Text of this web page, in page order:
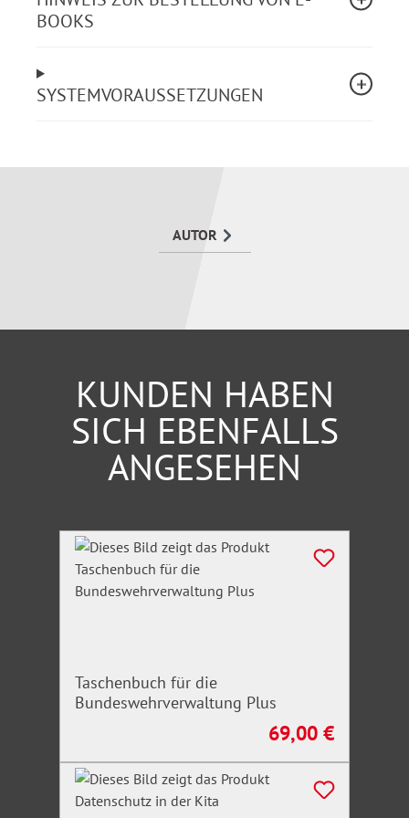
Werbungskosten und beispielhaft ausgefüllten
Steuerformularen zum Download.
BOOKS
SYSTEMVORAUSSETZUNGEN
AUTOR
KUNDEN HABEN
SICH EBENFALLS
ANGESEHEN
Produktgalerie überspringen
Taschenbuch für die
Bundeswehrverwaltung Plus
Regulärer Preis:
69,00 €